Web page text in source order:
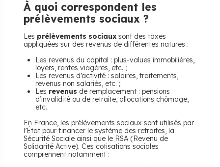
À quoi correspondent les
prélèvements sociaux ?
Les prélèvements sociaux sont des taxes
appliquées sur des revenus de différentes natures :
Les revenus du capital : plus-values immobilières,
loyers, rentes viagères, etc. ;
Les revenus d’activité : salaires, traitements,
revenus non salariés, etc. ;
Les revenus de remplacement : pensions
d’invalidité ou de retraite, allocations chômage,
etc.
En France, les prélèvements sociaux sont utilisés par
l’État pour financer le système des retraites, la
Sécurité Sociale ainsi que le RSA (Revenu de
Solidarité Active). Ces cotisations sociales
comprennent notamment :